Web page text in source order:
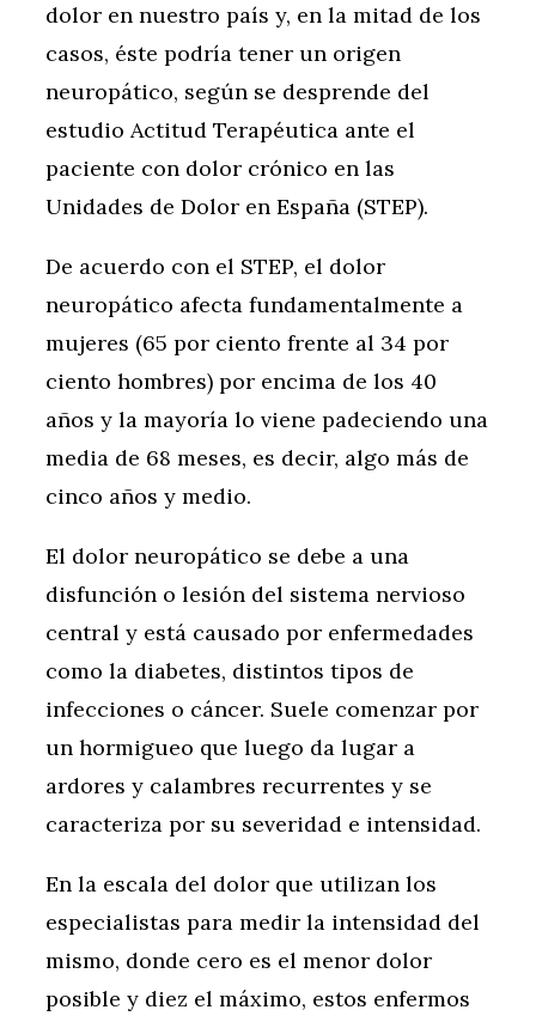
dolor en nuestro país y, en la mitad de los
casos, éste podría tener un origen
neuropático, según se desprende del
estudio Actitud Terapéutica ante el
paciente con dolor crónico en las
Unidades de Dolor en España (STEP).
De acuerdo con el STEP, el dolor
neuropático afecta fundamentalmente a
mujeres (65 por ciento frente al 34 por
ciento hombres) por encima de los 40
años y la mayoría lo viene padeciendo una
media de 68 meses, es decir, algo más de
cinco años y medio.
El dolor neuropático se debe a una
disfunción o lesión del sistema nervioso
central y está causado por enfermedades
como la diabetes, distintos tipos de
infecciones o cáncer. Suele comenzar por
un hormigueo que luego da lugar a
ardores y calambres recurrentes y se
caracteriza por su severidad e intensidad.
En la escala del dolor que utilizan los
especialistas para medir la intensidad del
mismo, donde cero es el menor dolor
posible y diez el máximo, estos enfermos